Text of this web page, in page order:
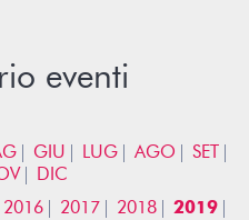
eventi
GIU LUG AGO
SET
DIC
2016 2017 2018
2019